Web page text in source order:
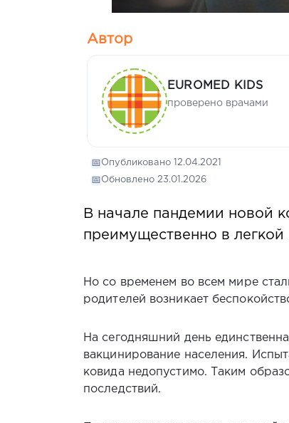
Автор
EUROMED KIDS
проверено врачами
📅 Опубликовано 12.04.2021
📅 Обновлено 23.01.2026
В начале пандемии новой
преимущественно в
Но со временем во всем мире
родителей возникает
На сегодняшний день
вакцинирование населения.
ковида недопустимо. Таким
последствий.